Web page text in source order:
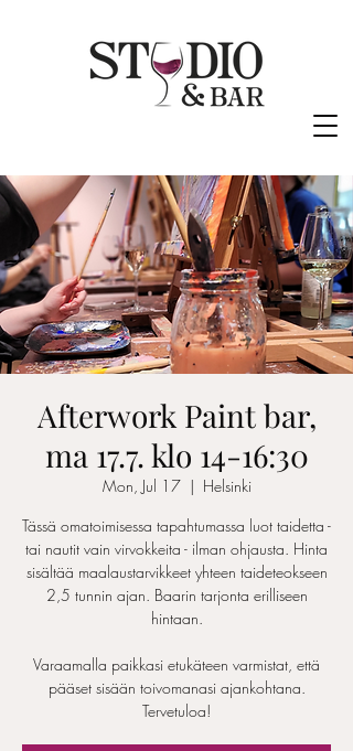
Afterwork Paint bar,
ma 17.7. klo 14-16:30
Mon, Jul 17
  |
Helsinki
Tässä omatoimisessa tapahtumassa luot taidetta -
tai nautit vain virvokkeita - ilman ohjausta. Hinta
sisältää maalaustarvikkeet yhteen taideteokseen
2,5 tunnin ajan. Baarin tarjonta erilliseen
hintaan.
Varaamalla paikkasi etukäteen varmistat, että
pääset sisään toivomanasi ajankohtana.
Tervetuloa!